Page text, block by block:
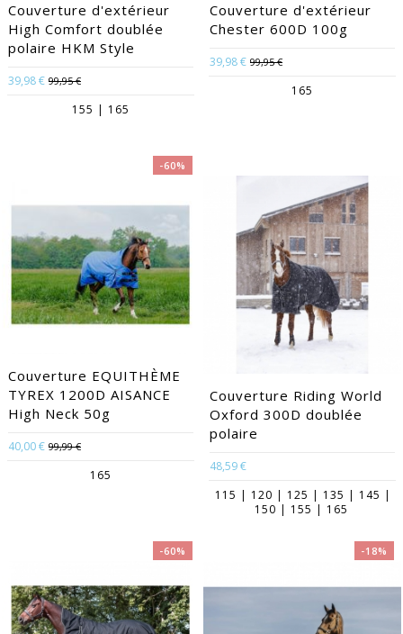
Couverture d'extérieur
High Comfort doublée
polaire HKM Style
39,98 € 99,95 €
155 | 165
Couverture d'extérieur
Chester 600D 100g
39,98 € 99,95 €
165
-60%
Couverture EQUITHÈME
TYREX 1200D AISANCE
High Neck 50g
40,00 € 99,99 €
165
Couverture Riding World
Oxford 300D doublée
polaire
48,59 €
115 | 120 | 125 | 135 | 145 |
150 | 155 | 165
-60% -18%